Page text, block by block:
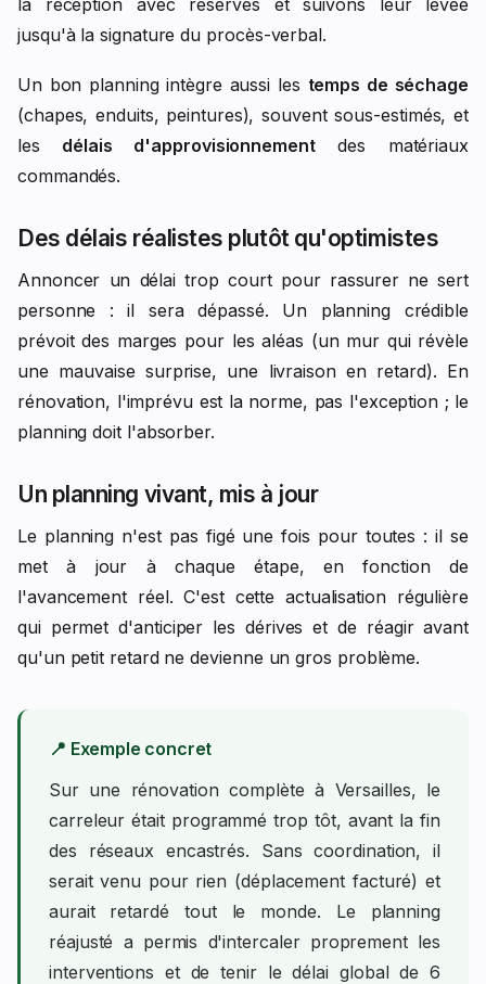
jusqu'à la signature du procès-verbal.
Un bon planning intègre aussi les temps de séchage
(chapes, enduits, peintures), souvent sous-estimés, et
les délais d'approvisionnementdes matériaux
commandés.
Des délais réalistes plutôt qu'optimistes
Annoncer un délai trop court pour rassurer ne sert
personne : il sera dépassé. Un planning crédible
prévoit des marges pour les aléas (un mur qui révèle
une mauvaise surprise, une livraison en retard). En
rénovation, l'imprévu est la norme, pas l'exception ; le
planning doit l'absorber.
Un planning vivant, mis à jour
Le planning n'est pas figé une fois pour toutes : il se
met à jour à chaque étape, en fonction de
l'avancement réel. C'est cette actualisation régulière
qui permet d'anticiper les dérives et de réagir avant
qu'un petit retard ne devienne un gros problème.
📍 Exemple concret
Sur une rénovation complète à Versailles, le
carreleur était programmé trop tôt, avant la fin
des réseaux encastrés. Sans coordination, il
serait venu pour rien (déplacement facturé) et
aurait retardé tout le monde. Le planning
réajusté a permis d'intercaler proprement les
interventions et de tenir le délai global de 6